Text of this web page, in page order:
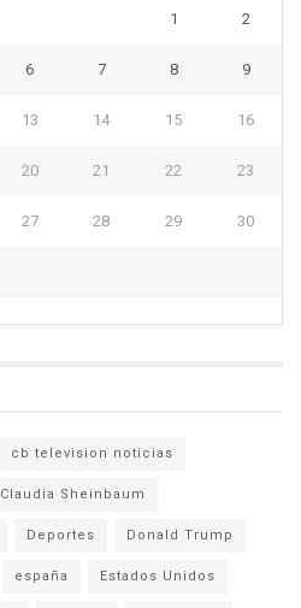
1 2
6 7 8 9
13 14 15 16
20 21 22 23
27 28 29 30
cb television noticias
Claudia Sheinbaum
Deportes Donald Trump
españa Estados Unidos